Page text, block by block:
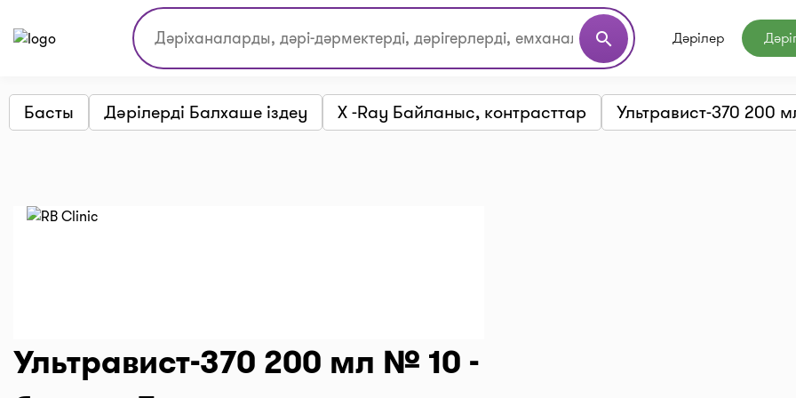
search Дәрілер
Басты Дәрілерді Балхаше іздеу X -Ray Байланыс, контрасттар Ультравист-370 200
Ультравист-370 200 мл № 10 -